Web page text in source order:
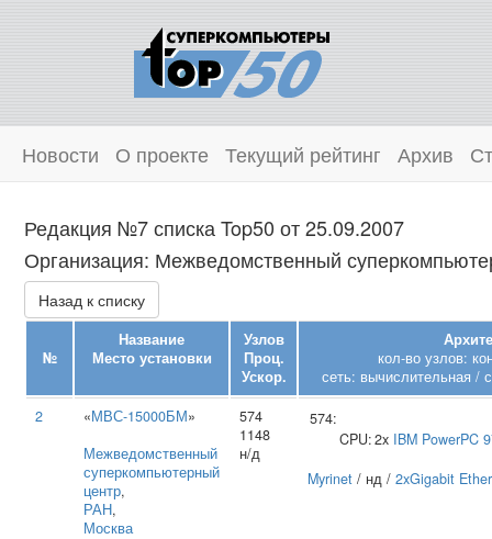
Новости О проекте Текущий рейтинг Архив
Редакция №7 списка Top50 от 25.09.2007
Организация: Межведомственный
Назад к списку
№
Название
Место установки
Узлов
Проц.
Ускор.
кол-во узлов:
сеть: вычислительная /
2
«МВС-15000БМ»
Межведомственный
суперкомпьютерный
центр,
РАН,
Москва
574
1148
н/д
574:
CPU:2x IBM PowerPC
Myrinet / нд / 2xGigabit